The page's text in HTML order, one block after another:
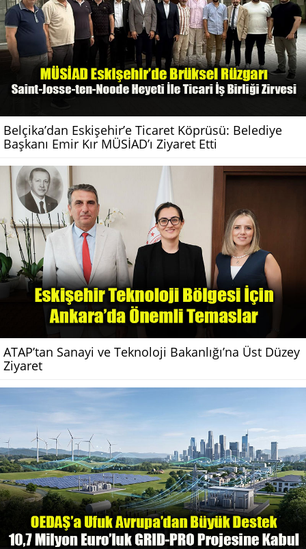
Belçika’dan Eskişehir’e Ticaret Köprüsü: Belediye
Başkanı Emir Kır MÜSİAD’ı Ziyaret Etti
ATAP’tan Sanayi ve Teknoloji Bakanlığı’na Üst Düzey
Ziyaret